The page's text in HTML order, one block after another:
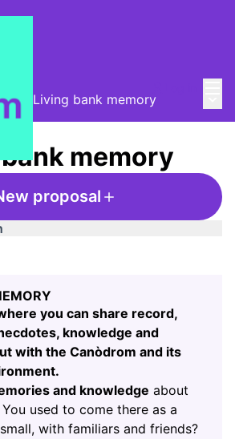
/ 📸 Living bank memory
memory
proposal
you can share record,
knowledge and
with the Canòdrom and its
and knowledge about
used to come there as a
with familiars and friends?